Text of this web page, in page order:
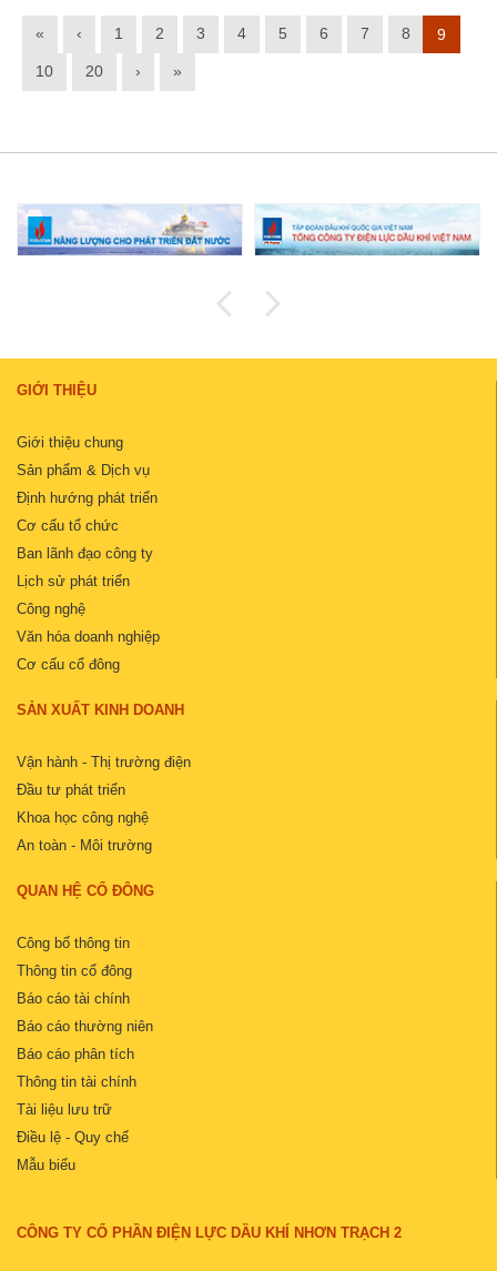
« ‹ 1 2 3 4 5 6 7 8 9
10 20 › »
GIỚI THIỆU
Giới thiệu chung
Sản phẩm & Dịch vụ
Định hướng phát triển
Cơ cấu tổ chức
Ban lãnh đạo công ty
Lịch sử phát triển
Công nghệ
Văn hóa doanh nghiệp
Cơ cấu cổ đông
SẢN XUẤT KINH DOANH
Vận hành - Thị trường điện
Đầu tư phát triển
Khoa học công nghệ
An toàn - Môi trường
QUAN HỆ CỔ ĐÔNG
Công bố thông tin
Thông tin cổ đông
Báo cáo tài chính
Báo cáo thường niên
Báo cáo phân tích
Thông tin tài chính
Tài liệu lưu trữ
Điều lệ - Quy chế
Mẫu biểu
CÔNG TY CỔ PHẦN ĐIỆN LỰC DẦU KHÍ NHƠN TRẠCH 2